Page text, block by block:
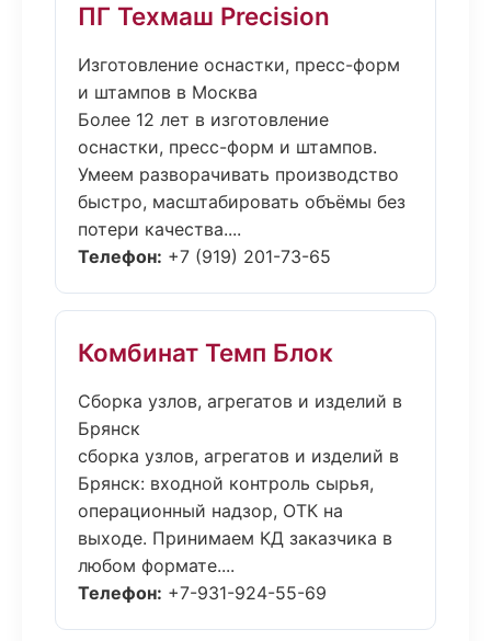
ПГ Техмаш Precision
Изготовление оснастки, пресс-форм
и штампов в Москва
Более 12 лет в изготовление
оснастки, пресс-форм и штампов.
Умеем разворачивать производство
быстро, масштабировать объёмы без
потери качества....
Телефон: +7 (919) 201-73-65
Комбинат Темп Блок
Сборка узлов, агрегатов и изделий в
Брянск
сборка узлов, агрегатов и изделий в
Брянск: входной контроль сырья,
операционный надзор, ОТК на
выходе. Принимаем КД заказчика в
любом формате....
Телефон: +7-931-924-55-69